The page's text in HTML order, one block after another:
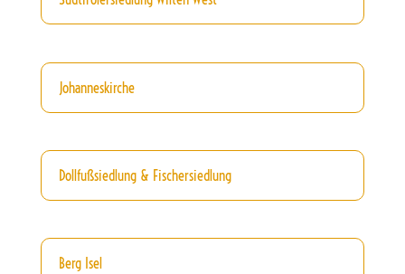
Johanneskirche
Dollfußsiedlung & Fischersiedlung
Berg Isel